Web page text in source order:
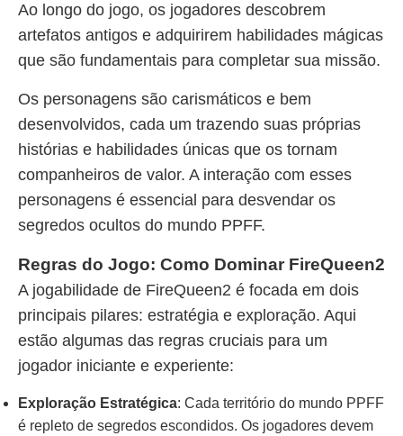
Ao longo do jogo, os jogadores descobrem
artefatos antigos e adquirirem habilidades mágicas
que são fundamentais para completar sua missão.
Os personagens são carismáticos e bem
desenvolvidos, cada um trazendo suas próprias
histórias e habilidades únicas que os tornam
companheiros de valor. A interação com esses
personagens é essencial para desvendar os
segredos ocultos do mundo PPFF.
Regras do Jogo: Como Dominar FireQueen2
A jogabilidade de FireQueen2 é focada em dois
principais pilares: estratégia e exploração. Aqui
estão algumas das regras cruciais para um
jogador iniciante e experiente:
Exploração Estratégica: Cada território do mundo PPFF
é repleto de segredos escondidos. Os jogadores devem